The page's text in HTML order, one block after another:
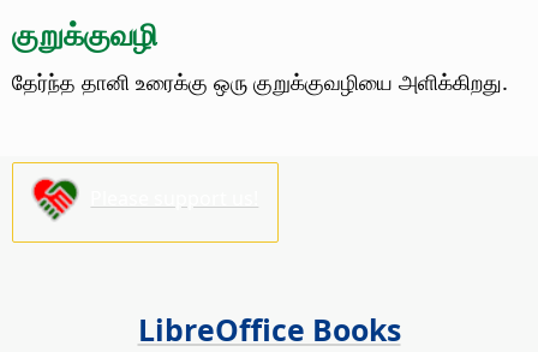
குறுக்குவழி
தேர்ந்த தானி உரைக்கு ஒரு குறுக்குவழியை அளிக்கிறது.
LibreOffice Books